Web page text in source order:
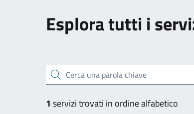
Esplora tutti i
Cerca una parola chiave
1 servizi trovati in ordine alfabetico